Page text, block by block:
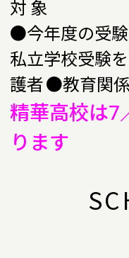
対 象
●今年度の受
私立学校受験
護者●教育関
精華高校は7
ります